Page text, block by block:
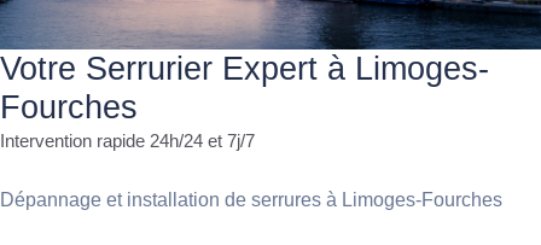
Votre Serrurier Expert à Limoges-
Fourches
Intervention rapide 24h/24 et 7j/7
Dépannage et installation de serrures à Limoges-Fourches